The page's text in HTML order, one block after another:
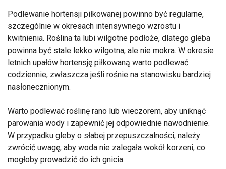
Podlewanie hortensji piłkowanej powinno być regularne,
szczególnie w okresach intensywnego wzrostu i
kwitnienia. Roślina ta lubi wilgotne podłoże, dlatego gleba
powinna być stale lekko wilgotna, ale nie mokra. W okresie
letnich upałów hortensję piłkowaną warto podlewać
codziennie, zwłaszcza jeśli rośnie na stanowisku bardziej
nasłonecznionym.
Warto podlewać roślinę rano lub wieczorem, aby uniknąć
parowania wody i zapewnić jej odpowiednie nawodnienie.
W przypadku gleby o słabej przepuszczalności, należy
zwrócić uwagę, aby woda nie zalegała wokół korzeni, co
mogłoby prowadzić do ich gnicia.